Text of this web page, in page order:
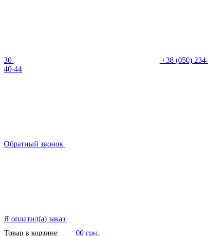
30
+38 (050) 234-
40-44
Обратный звонок
Я оплатил(а) заказ
Товар в корзине
00 грн.